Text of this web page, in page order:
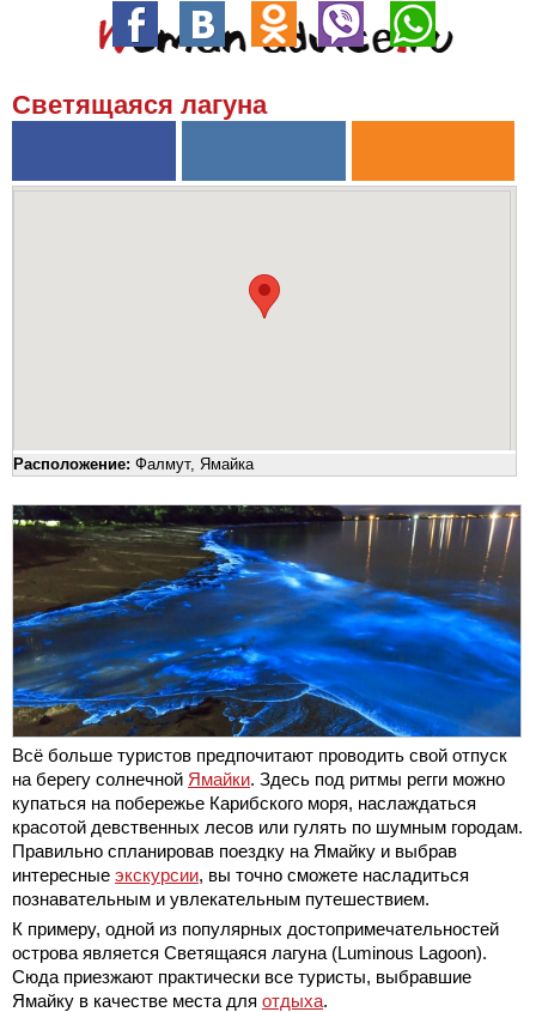
Светящаяся лагуна
Расположение: Фалмут, Ямайка
Всё больше туристов предпочитают проводить свой отпуск
на берегу солнечной Ямайки. Здесь под ритмы регги можно
купаться на побережье Карибского моря, наслаждаться
красотой девственных лесов или гулять по шумным городам.
Правильно спланировав поездку на Ямайку и выбрав
интересные экскурсии, вы точно сможете насладиться
познавательным и увлекательным путешествием.
К примеру, одной из популярных достопримечательностей
острова является Светящаяся лагуна (Luminous Lagoon).
Сюда приезжают практически все туристы, выбравшие
Ямайку в качестве места для отдыха.